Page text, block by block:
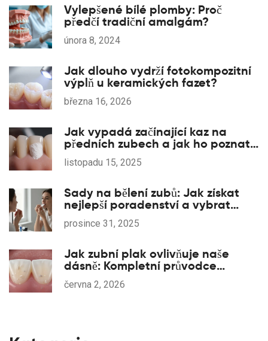
Vylepšené bílé plomby: Proč
předčí tradiční amalgám?
února 8, 2024
Jak dlouho vydrží fotokompozitní
výplň u keramických fazet?
března 16, 2026
Jak vypadá začínající kaz na
předních zubech a jak ho poznat
včas
listopadu 15, 2025
Sady na bělení zubů: Jak získat
nejlepší poradenství a vybrat
správnou variantu
prosince 31, 2025
Jak zubní plak ovlivňuje naše
dásně: Kompletní průvodce
prevencí a léčbou
června 2, 2026